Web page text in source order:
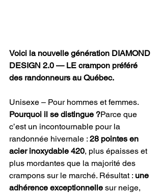
Voici la nouvelle génération DIAMOND
DESIGN 2.0 — LE crampon préféré
des randonneurs au Québec.
Unisexe – Pour hommes et femmes.
Pourquoi il se distingue ?Parce que
c’est un incontournable pour la
randonnée hivernale : 28 pointes en
acier inoxydable 420, plus épaisses et
plus mordantes que la majorité des
crampons sur le marché. Résultat : une
adhérence exceptionnelle sur neige,